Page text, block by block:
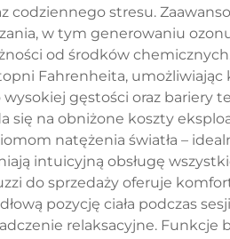
stresu.
w tym generowaniu
od środków
Fahrenheita, umożliwiając
gęstości oraz
się na obniżone koszty
natężenia światła –
intuicyjną obsługę
do sprzedaży oferuje
pozycję ciała podczas
relaksacyjne.